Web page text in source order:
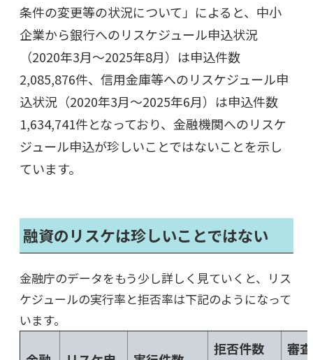
条件の変更等の状況について」によると、中小
企業から銀行へのリスケジュール申込状況
（2020年3月～2025年8月）は申込件数
2,085,876件、信用金庫等へのリスケジュール申
込状況（2020年3月～2025年6月）は申込件数
1,634,741件となっており、金融機関へのリスケ
ジュール申込が珍しいことではないことを示し
ています。
融資のリスケは珍しいことではない
金融庁のデータをもう少し詳しく見ていくと、リス
ケジュールの実行率と拒否率は下記のようになって
います。
拒否件数 審査